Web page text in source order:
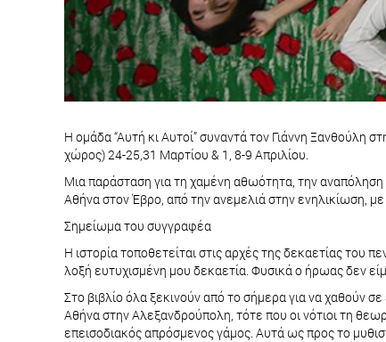
Η ομάδα “Αυτή κι Αυτοί” συναντά τον Γιάννη Ξανθούλη
χώρος) 24-25,31 Μαρτίου & 1, 8-9 Απριλίου.
Μια παράσταση για τη χαμένη αθωότητα, την αναπόληση
Αθήνα στον Έβρο, από την ανεμελιά στην ενηλικίωση,
Σημείωμα του συγγραφέα
Η ιστορία τοποθετείται στις αρχές της δεκαετίας του
λοξή ευτυχισμένη μου δεκαετία. Φυσικά ο ήρωας δεν
Στο βιβλίο όλα ξεκινούν από το σήμερα για να χαθούν
Αθήνα στην Αλεξανδρούπολη, τότε που οι νότιοι τη
επεισοδιακός απρόσμενος γάμος. Αυτά ως προς το